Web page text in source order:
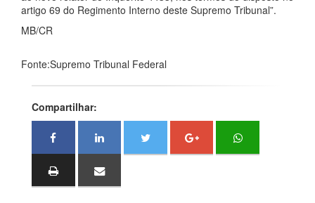
artigo 69 do Regimento Interno deste Supremo Tribunal”.
MB/CR
Fonte:Supremo Tribunal Federal
Compartilhar: